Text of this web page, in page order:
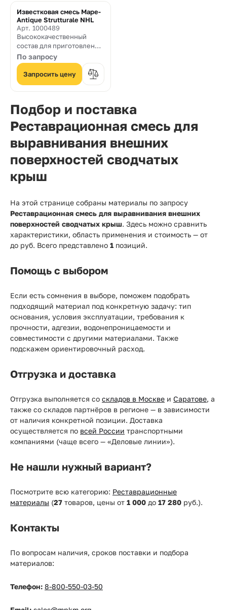
Контакты
8
800
550-
03-
50
sales@mpkm.org
Известковая смесь Mape-
Antique Strutturale NHL
Арт. 1000489
Высококачественный
состав для приготовления
паропроницаемой
штукатурки и кладочных
растворов, на основе
натуральной
гидравлической извести и
подходит для
приготовления
"армирующих" и
По запросу
Запросить цену
Подбор и поставка
Реставрационная смесь для
выравнивания внешних
поверхностей сводчатых
крыш
На этой странице собраны материалы по запросу
Реставрационная смесь для выравнивания внешних
поверхностей сводчатых крыш. Здесь можно сравнить
характеристики, область применения и стоимость — от
до руб. Всего представлено 1 позиций.
Помощь с выбором
Если есть сомнения в выборе, поможем подобрать
подходящий материал под конкретную задачу: тип
основания, условия эксплуатации, требования к
прочности, адгезии, водонепроницаемости и
совместимости с другими материалами. Также
подскажем ориентировочный расход.
Отгрузка и доставка
Отгрузка выполняется со складов в Москве и Саратове, а
также со складов партнёров в регионе — в зависимости
от наличия конкретной позиции. Доставка
осуществляется по всей России транспортными
компаниями (чаще всего — «Деловые линии»).
Не нашли нужный вариант?
Посмотрите всю категорию: Реставрационные
материалы (27 товаров, цены от 1 000 до 17 280 руб.).
Контакты
По вопросам наличия, сроков поставки и подбора
материалов:
Телефон: 8-800-550-03-50